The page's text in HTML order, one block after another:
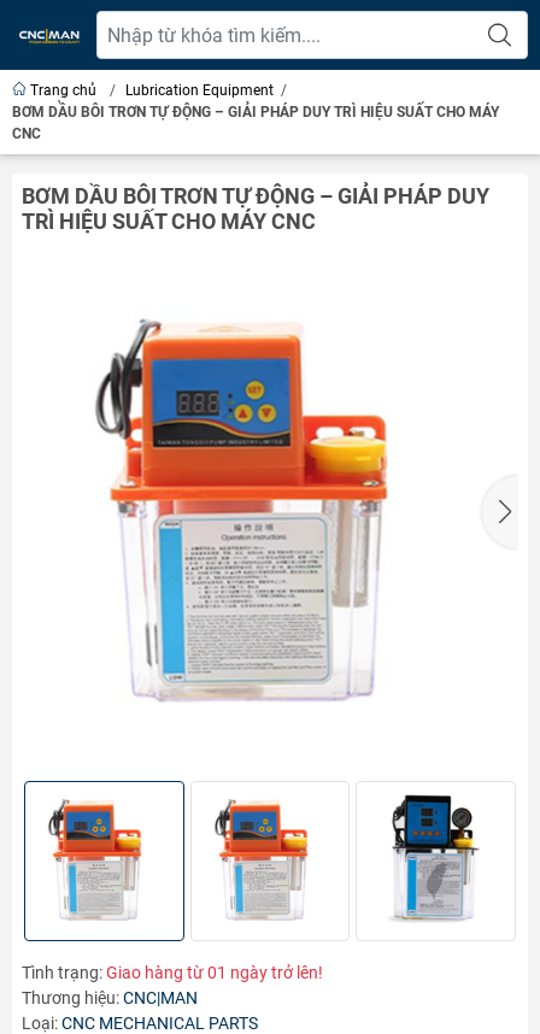
Trang chủ / Lubrication Equipment /
BƠM DẦU BÔI TRƠN TỰ ĐỘNG – GIẢI PHÁP DUY TRÌ HIỆU SUẤT CHO MÁY
CNC
BƠM DẦU BÔI TRƠN TỰ ĐỘNG – GIẢI PHÁP DUY
TRÌ HIỆU SUẤT CHO MÁY CNC
Tình trạng:Giao hàng từ 01 ngày trở lên!
Thương hiệu:CNC|MAN
Loại:CNC MECHANICAL PARTS